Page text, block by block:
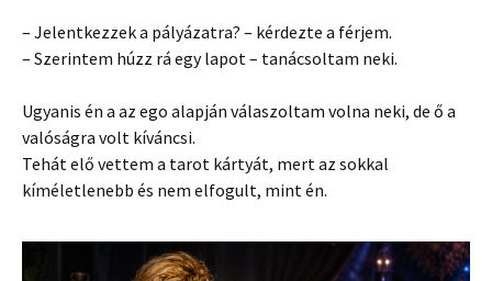
– Jelentkezzek a pályázatra? – kérdezte a férjem.
– Szerintem húzz rá egy lapot – tanácsoltam neki.
Ugyanis én a az ego alapján válaszoltam volna neki, de ő a
valóságra volt kíváncsi.
Tehát elő vettem a tarot kártyát, mert az sokkal
kíméletlenebb és nem elfogult, mint én.